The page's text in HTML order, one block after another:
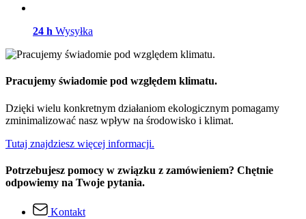
24 h Wysyłka
Pracujemy świadomie pod względem klimatu.
Dzięki wielu konkretnym działaniom ekologicznym pomagamy
zminimalizować nasz wpływ na środowisko i klimat.
Tutaj znajdziesz więcej informacji.
Potrzebujesz pomocy w związku z zamówieniem? Chętnie
odpowiemy na Twoje pytania.
Kontakt